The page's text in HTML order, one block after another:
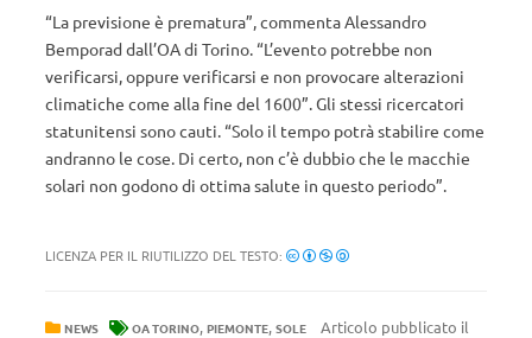
“La previsione è prematura”, commenta Alessandro
Bemporad dall’OA di Torino. “L’evento potrebbe non
verificarsi, oppure verificarsi e non provocare alterazioni
climatiche come alla fine del 1600”. Gli stessi ricercatori
statunitensi sono cauti. “Solo il tempo potrà stabilire come
andranno le cose. Di certo, non c’è dubbio che le macchie
solari non godono di ottima salute in questo periodo”.
LICENZA PER IL RIUTILIZZO DEL TESTO:
NEWS OA TORINO, PIEMONTE, SOLE
Articolo pubblicato il